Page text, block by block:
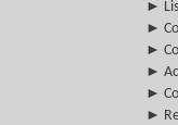
►
►
►
►
►
►